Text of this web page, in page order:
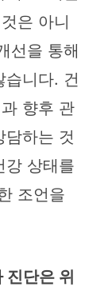
은 아니
선을 통해
니다. 건
향후 관
하는 것
강 상태를
조언을
진단은 위